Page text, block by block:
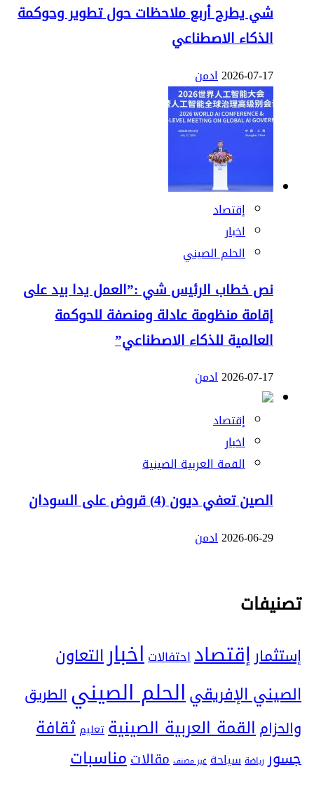
شي يطرح أربع ملاحظات حول تطوير وحوكمة
الذكاء الاصطناعي
2026-07-17ادمن
إقتصاد
اخبار
الحلم الصيني
نص خطاب الرئيس شي :”العمل يدا بيد على
إقامة منظومة عادلة ومنصفة للحوكمة
العالمية للذكاء الاصطناعي”
2026-07-17ادمن
إقتصاد
اخبار
القمة العربية الصينية
الصين تعفي ديون (4) قروض على السودان
2026-06-29ادمن
تصنيفات
إستثمارإقتصاداحتفالاتاخبارالتعاون
الصيني الإفريقيالحلم الصينيالطريق
والحزامالقمة العربية الصينيةتعليم ثقافة
جسور رياضة سياحة غير مصنف مقالاتمناسبات